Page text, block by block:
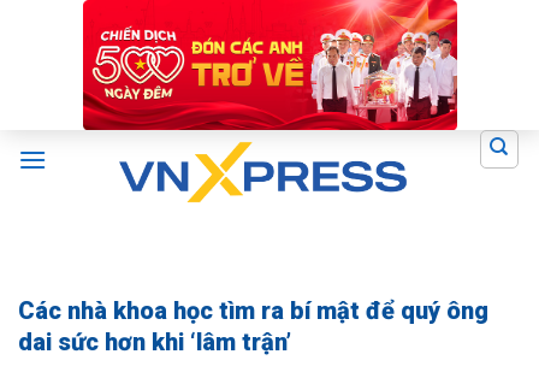
Các nhà khoa học tìm ra bí mật để quý ông
dai sức hơn khi ‘lâm trận’